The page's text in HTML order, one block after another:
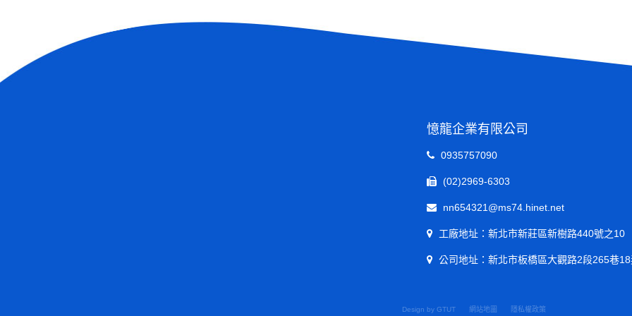
憶龍企業有限公司
0935757090
(02)2969-6303
nn654321@ms74.hinet.net
工廠地址：新北市新莊區新樹路440號之10
公司地址：新北市板橋區大觀路2段265巷
Design by GTUT 網站地圖 隱私權政策